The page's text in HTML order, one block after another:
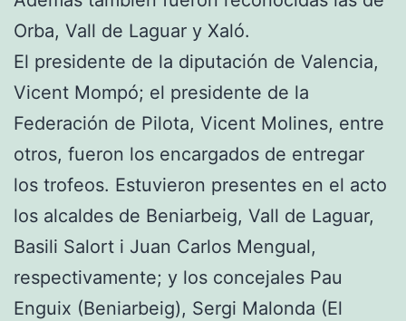
Orba, Vall de Laguar y Xaló.
El presidente de la diputación de Valencia,
Vicent Mompó; el presidente de la
Federación de Pilota, Vicent Molines, entre
otros, fueron los encargados de entregar
los trofeos. Estuvieron presentes en el acto
los alcaldes de Beniarbeig, Vall de Laguar,
Basili Salort i Juan Carlos Mengual,
respectivamente; y los concejales Pau
Enguix (Beniarbeig), Sergi Malonda (El